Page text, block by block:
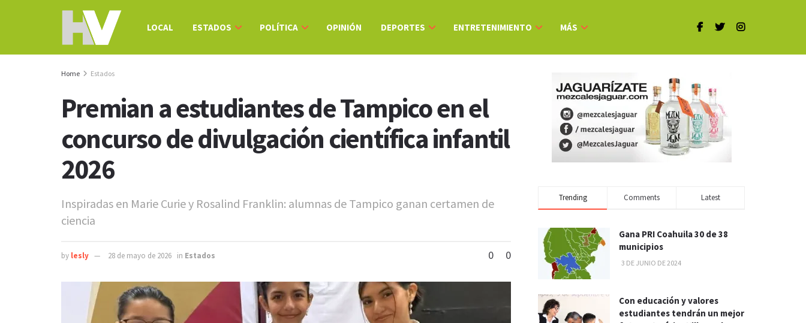
LOCAL ESTADOS POLÍTICA OPINIÓN DEPORTES ENTRETENIMIENTO MÁS
Home Estados
Premian a estudiantes de Tampico en el
concurso de divulgación científica infantil
2026
Inspiradas en Marie Curie y Rosalind Franklin: alumnas de Tampico ganan certamen de
ciencia
by lesly 28 de mayo de 2026 in Estados 0 0
Trending Comments Latest
Gana PRI Coahuila 30 de 38
municipios
3 DE JUNIO DE 2024
Con educación y valores
estudiantes tendrán un mejor